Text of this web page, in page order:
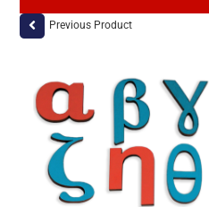
Previous Product